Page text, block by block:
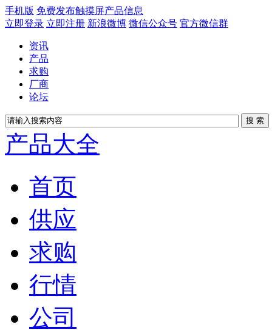
手机版 免费发布触摸屏产品信息
立即登录 立即注册 新浪微博 微信公众号 官方微信群
资讯
产品
求购
厂商
论坛
产品大全
首页
供应
求购
行情
公司